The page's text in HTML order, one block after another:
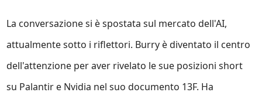
La conversazione si è spostata sul mercato dell'AI,
attualmente sotto i riflettori. Burry è diventato il centro
dell'attenzione per aver rivelato le sue posizioni short
su Palantir e Nvidia nel suo documento 13F. Ha